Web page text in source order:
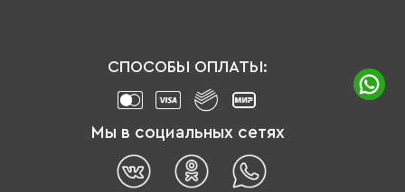
СПОСОБЫ ОПЛАТЫ:
Мы в социальных сетях